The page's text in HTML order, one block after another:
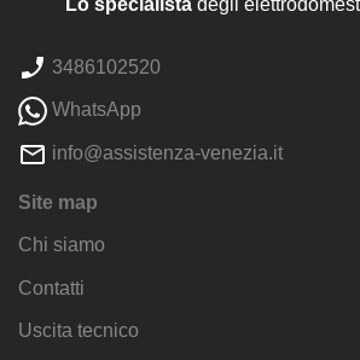
Lo specialistadegli
3486102520
WhatsApp
info@assistenza-venezia.it
Site map
Chi siamo
Contatti
Uscita tecnico